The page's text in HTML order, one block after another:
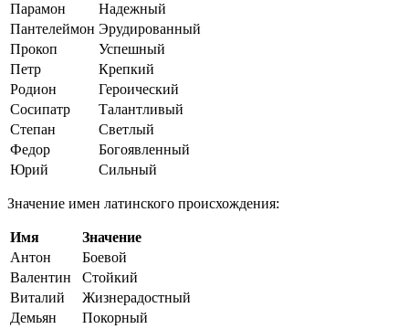
Парамон
Надежный
Пантелеймон Эрудированный
Прокоп
Успешный
Петр
Крепкий
Родион
Героический
Сосипатр
Талантливый
Степан
Светлый
Федор
Богоявленный
Юрий
Сильный
Значение имен латинского происхождения:
Имя
Значение
Антон
Боевой
Валентин
Стойкий
Виталий
Жизнерадостный
Демьян
Покорный